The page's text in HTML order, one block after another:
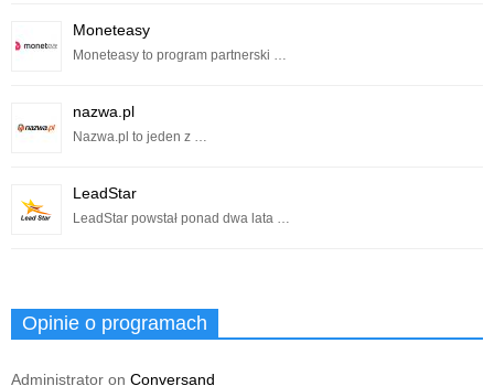
Moneteasy
Moneteasy to program partnerski …
nazwa.pl
Nazwa.pl to jeden z …
LeadStar
LeadStar powstał ponad dwa lata …
Opinie o programach
Administrator on Conversand